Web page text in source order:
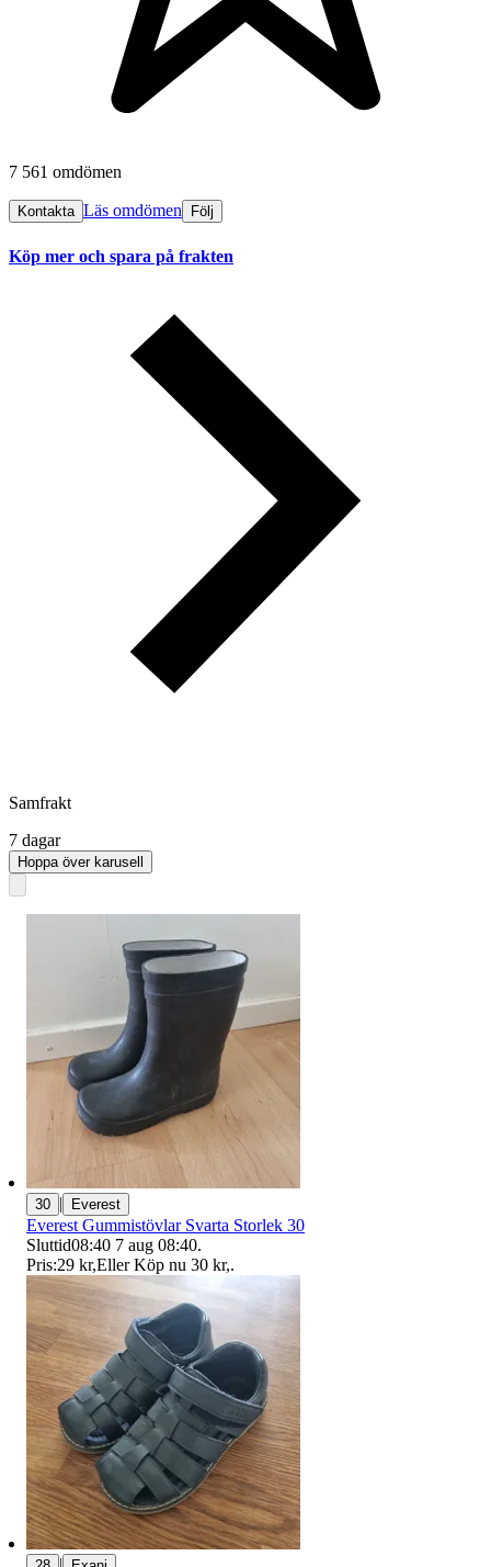
7 561 omdömen
Kontakta Läs omdömen Följ
Köp mer och spara på frakten
Samfrakt
7 dagar
Hoppa över karusell
30 | Everest
Everest Gummistövlar Svarta Storlek 30
Sluttid08:40 7 aug 08:40.
Pris:29 kr,Eller Köp nu 30 kr,.